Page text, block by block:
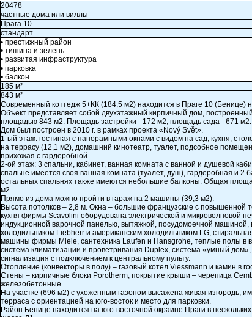
20478
частные дома или виллы
Прага 10
стандарт
• престижный район
• тишина и зелень
• развитая инфраструктура
• парковка
• балкон
185 м²
843 м²
Современный коттедж 5+КК (184,5 м2) находится в Праге 10 (Бенице)
Объект представляет собой двухэтажный кирпичный дом,
площадью 843 м2. Площадь застройки - 172 м2, площадь сада - 671 м2.
Дом был построен в 2010 г. в рамках проекта «Nový Svět».
1-ый этаж: гостиная с панорамными окнами с видом на сад, кухня,
на террасу (12,1 м2), домашний кинотеатр, туалет, подсобное
прихожая с гардеробной.
2-ой этаж: 3 спальни, кабинет, ванная комната с ванной и душевой
спальне имеется своя ванная комната (туалет, душ), гардеробная и 2
остальных спальнях также имеются небольшие балконы. Общая
м2.
Прямо из дома можно пройти в гараж на 2 машины (39,3 м2).
Высота потолков – 2,8 м. Окна – большие французские с повышенной
кухня фирмы Scavolini оборудована электрической и микроволновой
индукционной варочной панелью, вытяжкой, посудомоечной машиной,
холодильником Liebherr и американским холодильником LG,
машины фирмы Miele, сантехника Laufen и Hansgrohe, теплые полы в
система климатизации и проветривания Duplex, система «умный
сигнализация с подключением к центральному пульту.
Отопление (конвекторы в полу) – газовый котел Viessmann и камин в
Стены – кирпичные блоки Porotherm, покрытие крыши – черепица
железобетонные.
На участке (696 м2) с ухоженным газоном высажена живая изгородь,
терраса с ориентацией на юго-восток и место для парковки.
Район Бенице находится на юго-восточной окраине Праги в